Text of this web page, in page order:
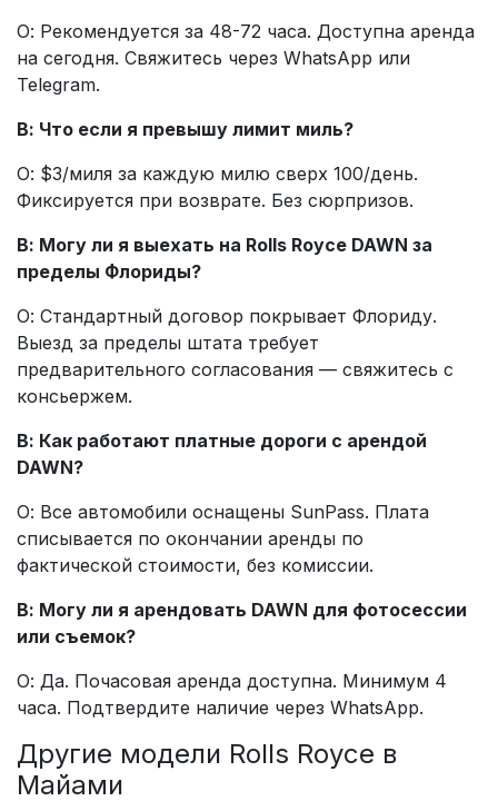
О: Рекомендуется за 48-72 часа. Доступна аренда
на сегодня. Свяжитесь через WhatsApp или
Telegram.
В: Что если я превышу лимит миль?
О: $3/миля за каждую милю сверх 100/день.
Фиксируется при возврате. Без сюрпризов.
В: Могу ли я выехать на Rolls Royce DAWN за
пределы Флориды?
О: Стандартный договор покрывает Флориду.
Выезд за пределы штата требует
предварительного согласования — свяжитесь с
консьержем.
В: Как работают платные дороги с арендой
DAWN?
О: Все автомобили оснащены SunPass. Плата
списывается по окончании аренды по
фактической стоимости, без комиссии.
В: Могу ли я арендовать DAWN для фотосессии
или съемок?
О: Да. Почасовая аренда доступна. Минимум 4
часа. Подтвердите наличие через WhatsApp.
Другие модели Rolls Royce в
Майами